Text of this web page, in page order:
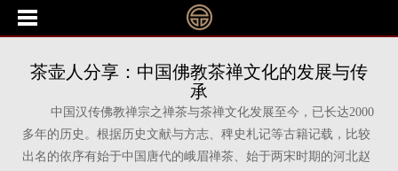
茶壶人分享：中国佛教茶禅文化的发展与传
承
中国汉传佛教禅宗之禅茶与茶禅文化发展至今，已长达2000
多年的历史。根据历史文献与方志、稗史札记等古籍记载，比较
出名的依序有始于中国唐代的峨眉禅茶、始于两宋时期的河北赵